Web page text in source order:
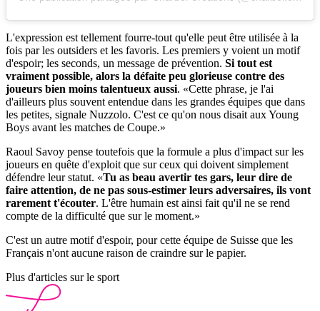
L'expression est tellement fourre-tout qu'elle peut être utilisée à la
fois par les outsiders et les favoris. Les premiers y voient un motif
d'espoir; les seconds, un message de prévention. Si tout est
vraiment possible, alors la défaite peu glorieuse contre des
joueurs bien moins talentueux aussi. «Cette phrase, je l'ai
d'ailleurs plus souvent entendue dans les grandes équipes que dans
les petites, signale Nuzzolo. C'est ce qu'on nous disait aux Young
Boys avant les matches de Coupe.»
Raoul Savoy pense toutefois que la formule a plus d'impact sur les
joueurs en quête d'exploit que sur ceux qui doivent simplement
défendre leur statut. «Tu as beau avertir tes gars, leur dire de
faire attention, de ne pas sous-estimer leurs adversaires, ils vont
rarement t'écouter. L'être humain est ainsi fait qu'il ne se rend
compte de la difficulté que sur le moment.»
C'est un autre motif d'espoir, pour cette équipe de Suisse que les
Français n'ont aucune raison de craindre sur le papier.
Plus d'articles sur le sport